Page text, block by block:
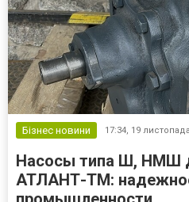
Бізнес новини 17:34, 19
Насосы типа Ш, НМШ
АТЛАНТ-ТМ: